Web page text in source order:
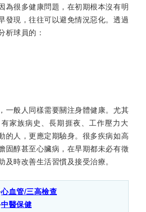
為很多健康問題，在初期根本沒有明
發現，往往可以避免情況惡化。透過
析球員的：
一般人同樣需要關注身體健康。尤其
家族病史、長期捱夜、工作壓力大
的人，更應定期驗身。很多疾病如高
固醇甚至心臟病，在早期都未必有徵
及時改善生活習慣及接受治療。
心血管/三高檢查
中醫保健